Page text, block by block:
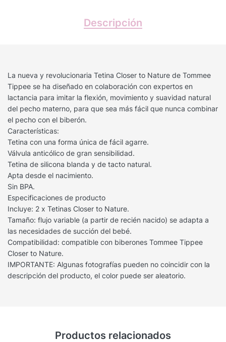
Descripción
La nueva y revolucionaria Tetina Closer to Nature de Tommee
Tippee se ha diseñado en colaboración con expertos en
lactancia para imitar la flexión, movimiento y suavidad natural
del pecho materno, para que sea más fácil que nunca combinar
el pecho con el biberón.
Características:
Tetina con una forma única de fácil agarre.
Válvula anticólico de gran sensibilidad.
Tetina de silicona blanda y de tacto natural.
Apta desde el nacimiento.
Sin BPA.
Especificaciones de producto
Incluye: 2 x Tetinas Closer to Nature.
Tamaño: flujo variable (a partir de recién nacido) se adapta a
las necesidades de succión del bebé.
Compatibilidad: compatible con biberones Tommee Tippee
Closer to Nature.
IMPORTANTE: Algunas fotografías pueden no coincidir con la
descripción del producto, el color puede ser aleatorio.
Productos relacionados